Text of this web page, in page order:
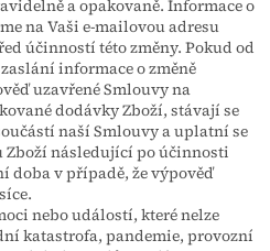
a opakovaně. Informace o
na Vaši e-mailovou adresu
účinností této změny. Pokud od
informace o změně
uzavřené Smlouvy na
dodávky Zboží, stávají se
naší Smlouvy a uplatní se
Zboží následující po účinnosti
doba v případě, že výpověď
nebo událostí, které nelze
katastrofa, pandemie, provozní